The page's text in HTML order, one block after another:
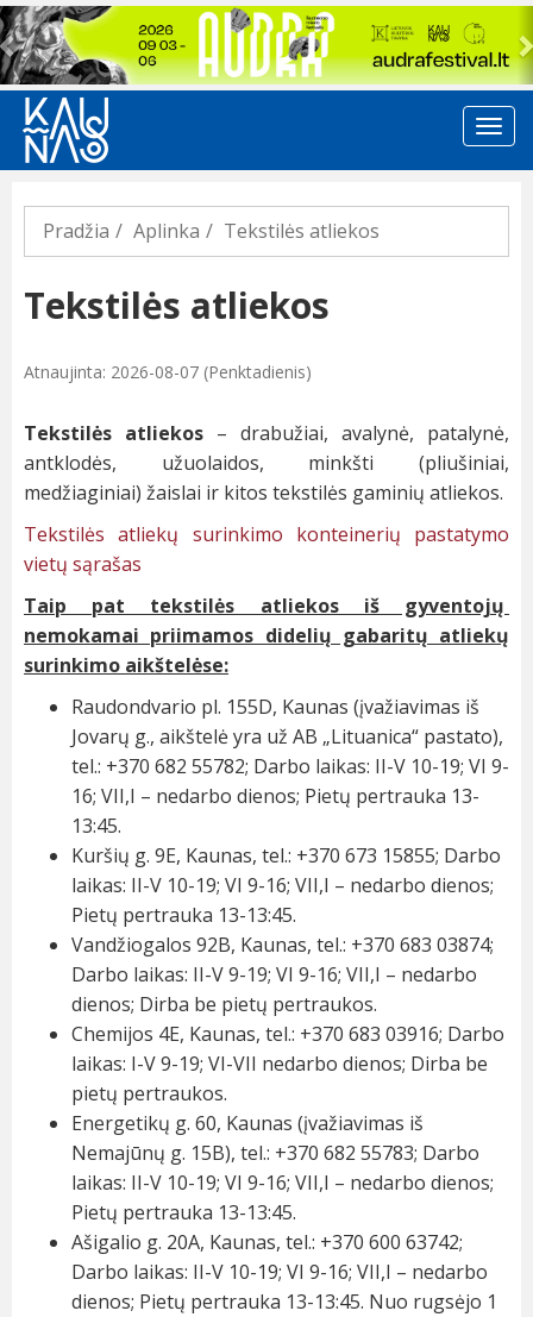
Previous
Pradžia Aplinka Tekstilės atliekos
Tekstilės atliekos
Atnaujinta: 2026-08-07 (Penktadienis)
Tekstilės atliekos – drabužiai, avalynė, patalynė,
antklodės, užuolaidos, minkšti (pliušiniai,
medžiaginiai) žaislai ir kitos tekstilės gaminių atliekos.
Tekstilės atliekų surinkimo konteinerių pastatymo
vietų sąrašas
Taip pat tekstilės atliekos iš gyventojų
nemokamai priimamos didelių gabaritų atliekų
surinkimo aikštelėse:
Raudondvario pl. 155D, Kaunas (įvažiavimas iš
Jovarų g., aikštelė yra už AB „Lituanica“ pastato),
tel.: +370 682 55782; Darbo laikas: II-V 10-19; VI 9-
16; VII,I – nedarbo dienos; Pietų pertrauka 13-
13:45.
Kuršių g. 9E, Kaunas, tel.: +370 673 15855; Darbo
laikas: II-V 10-19; VI 9-16; VII,I – nedarbo dienos;
Pietų pertrauka 13-13:45.
Vandžiogalos 92B, Kaunas, tel.: +370 683 03874;
Darbo laikas: II-V 9-19; VI 9-16; VII,I – nedarbo
dienos; Dirba be pietų pertraukos.
Chemijos 4E, Kaunas, tel.: +370 683 03916; Darbo
laikas: I-V 9-19; VI-VII nedarbo dienos; Dirba be
pietų pertraukos.
Energetikų g. 60, Kaunas (įvažiavimas iš
Nemajūnų g. 15B), tel.: +370 682 55783; Darbo
laikas: II-V 10-19; VI 9-16; VII,I – nedarbo dienos;
Pietų pertrauka 13-13:45.
Ašigalio g. 20A, Kaunas, tel.: +370 600 63742;
Darbo laikas: II-V 10-19; VI 9-16; VII,I – nedarbo
dienos; Pietų pertrauka 13-13:45. Nuo rugsėjo 1